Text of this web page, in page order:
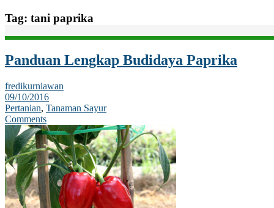
Tag: tani paprika
Panduan Lengkap Budidaya Paprika
fredikurniawan
09/10/2016
Pertanian, Tanaman Sayur
Comments